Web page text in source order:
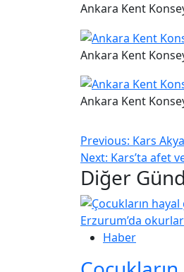
Ankara Kent
Ankara Kent
Ankara Kent
Previous: Kars
Next: Kars’ta afet
Diğer
Haber